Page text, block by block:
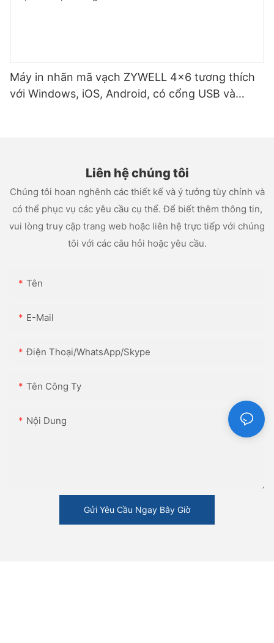
Máy in nhãn mã vạch ZYWELL 4x6 tương thích
với Windows, iOS, Android, có cổng USB và
Liên hệ chúng tôi
Chúng tôi hoan nghênh các thiết kế và ý tưởng tùy chỉnh và
có thể phục vụ các yêu cầu cụ thể. Để biết thêm thông tin,
vui lòng truy cập trang web hoặc liên hệ trực tiếp với chúng
tôi với các câu hỏi hoặc yêu cầu.
Tên
E-Mail
Điện Thoại/WhatsApp/Skype
Tên Công Ty
Nội Dung
Gửi Yêu Cầu Ngay Bây Giờ